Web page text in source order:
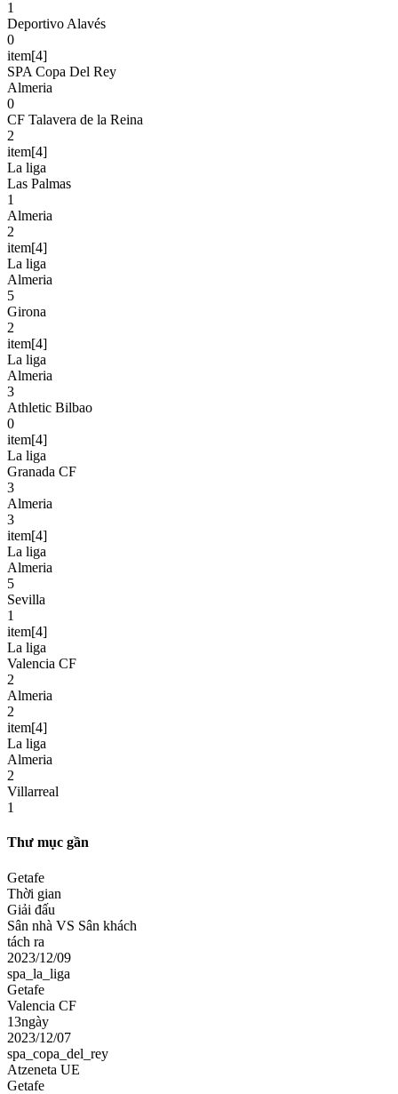
1
Deportivo Alavés
0
item[4]
SPA Copa Del Rey
Almeria
0
CF Talavera de la Reina
2
item[4]
La liga
Las Palmas
1
Almeria
2
item[4]
La liga
Almeria
5
Girona
2
item[4]
La liga
Almeria
3
Athletic Bilbao
0
item[4]
La liga
Granada CF
3
Almeria
3
item[4]
La liga
Almeria
5
Sevilla
1
item[4]
La liga
Valencia CF
2
Almeria
2
item[4]
La liga
Almeria
2
Villarreal
1
Thư mục gần
Getafe
Thời gian
Giải đấu
Sân nhà VS Sân khách
tách ra
2023/12/09
spa_la_liga
Getafe
Valencia CF
13ngày
2023/12/07
spa_copa_del_rey
Atzeneta UE
Getafe